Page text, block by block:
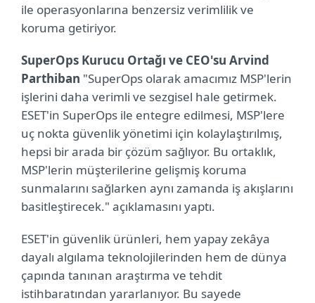
ile operasyonlarına benzersiz verimlilik ve
koruma getiriyor.
SuperOps Kurucu Ortağı ve CEO'su Arvind
Parthiban "SuperOps olarak amacımız MSP'lerin
işlerini daha verimli ve sezgisel hale getirmek.
ESET'in SuperOps ile entegre edilmesi, MSP'lere
uç nokta güvenlik yönetimi için kolaylaştırılmış,
hepsi bir arada bir çözüm sağlıyor. Bu ortaklık,
MSP'lerin müşterilerine gelişmiş koruma
sunmalarını sağlarken aynı zamanda iş akışlarını
basitleştirecek." açıklamasını yaptı.
ESET'in güvenlik ürünleri, hem yapay zekâya
dayalı algılama teknolojilerinden hem de dünya
çapında tanınan araştırma ve tehdit
istihbaratından yararlanıyor. Bu sayede